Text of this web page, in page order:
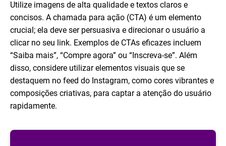
Utilize imagens de alta qualidade e textos claros e
concisos. A chamada para ação (CTA) é um elemento
crucial; ela deve ser persuasiva e direcionar o usuário a
clicar no seu link. Exemplos de CTAs eficazes incluem
“Saiba mais”, “Compre agora” ou “Inscreva-se”. Além
disso, considere utilizar elementos visuais que se
destaquem no feed do Instagram, como cores vibrantes e
composições criativas, para captar a atenção do usuário
rapidamente.